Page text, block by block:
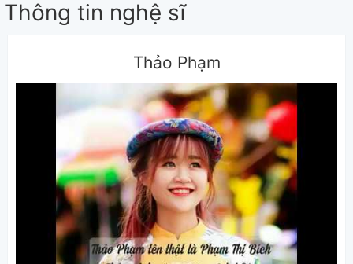
Thông tin nghệ sĩ
Thảo Phạm